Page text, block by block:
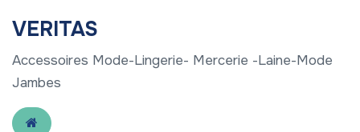
VERITAS
Accessoires Mode-Lingerie- Mercerie -Laine-Mode
Jambes